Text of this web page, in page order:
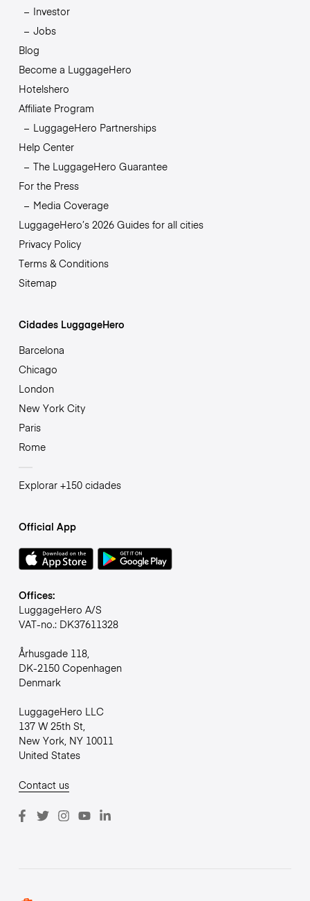
Investor
Jobs
Blog
Become a LuggageHero
Hotelshero
Affiliate Program
LuggageHero Partnerships
Help Center
The LuggageHero Guarantee
For the Press
Media Coverage
LuggageHero’s 2026 Guides for all cities
Privacy Policy
Terms & Conditions
Sitemap
Cidades LuggageHero
Barcelona
Chicago
London
New York City
Paris
Rome
Explorar +150 cidades
Official App
Offices:
LuggageHero A/S
VAT-no.: DK37611328
Århusgade 118,
DK-2150 Copenhagen
Denmark
LuggageHero LLC
137 W 25th St,
New York, NY 10011
United States
Contact us